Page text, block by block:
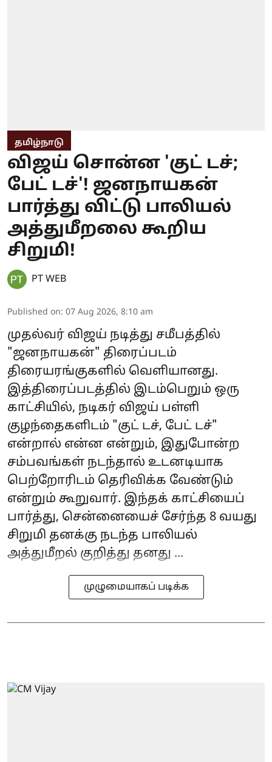
தமிழ்நாடு
விஜய் சொன்ன 'குட் டச்;
பேட் டச்'! ஜனநாயகன்
பார்த்து விட்டு பாலியல்
அத்துமீறலை கூறிய
சிறுமி!
PT WEB
Published on: 07 Aug 2026, 8:10 am
முதல்வர் விஜய் நடித்து சமீபத்தில்
"ஜனநாயகன்" திரைப்படம்
திரையரங்குகளில் வெளியானது.
இத்திரைப்படத்தில் இடம்பெறும் ஒரு
காட்சியில், நடிகர் விஜய் பள்ளி
குழந்தைகளிடம் "குட் டச், பேட் டச்"
என்றால் என்ன என்றும், இதுபோன்ற
சம்பவங்கள் நடந்தால் உடனடியாக
பெற்றோரிடம் தெரிவிக்க வேண்டும்
என்றும் கூறுவார். இந்தக் காட்சியைப்
பார்த்து, சென்னையைச் சேர்ந்த 8 வயது
சிறுமி தனக்கு நடந்த பாலியல்
அத்துமீறல் குறித்து தனது ...
முழுமையாகப் படிக்க